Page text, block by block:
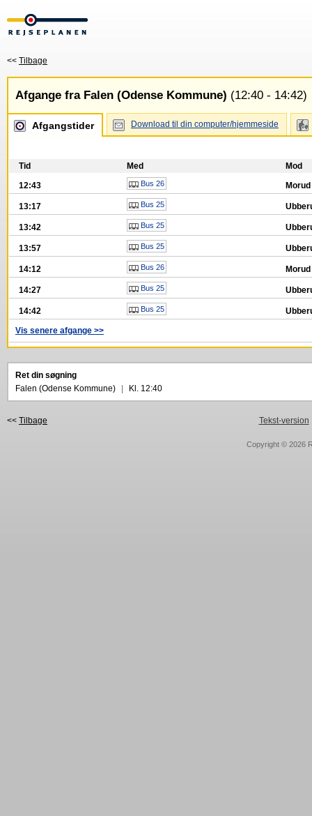
<< Tilbage
Afgange fra Falen (Odense Kommune) (12:40 - 14:42)
Afgangstider Download til din computer/hjemmeside
Tid Med
Mod
12:43
Bus 26 Morud
13:17 Bus 25
13:42 Bus 25
13:57 Bus 25
14:12 Bus 26 Morud
14:27 Bus 25
14:42 Bus 25
Vis senere afgange >>
Ret din søgning
Falen (Odense Kommune)
Kl. 12:40
<< Tilbage Tekst-version
Copyright © 2026